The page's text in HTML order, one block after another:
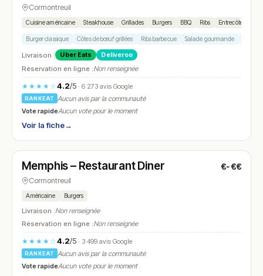
Cormontreuil
Cuisine américaine Steakhouse Grillades Burgers BBQ Ribs Entrecôte
Burger classique Côtes de bœuf grillées Ribs barbecue Salade gourmande
Livraison : Uber Eats Deliveroo
Réservation en ligne :Non renseignée
★★★★☆4.2/5· 6 273 avis Google
RANKEAT
Aucun avis par la communauté
Vote rapideAucun vote pour le moment
Voir la fiche→
N° 12
Memphis – Restaurant Diner €-€€
Cormontreuil
Américaine Burgers
Livraison :Non renseignée
Réservation en ligne :Non renseignée
★★★★☆4.2/5· 3 499 avis Google
RANKEAT
Aucun avis par la communauté
Vote rapideAucun vote pour le moment